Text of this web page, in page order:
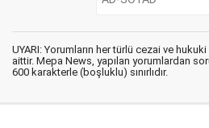
UYARI: Yorumların her türlü cezai ve
aittir. Mepa News, yapılan yorumlardan
600 karakterle (boşluklu) sınırlıdır.